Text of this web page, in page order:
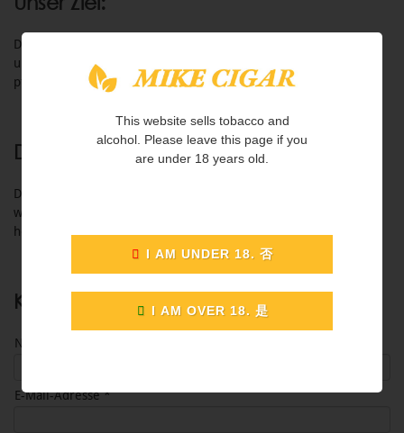
Dass Sie als zufriedener Kunde oder Kundin mit uns gedeihen
und wir eine langfristige und nachhaltige Beziehung mit Ihnen
pflegen dürfen.
Der Firmenname
Der Firmenname war seit unserer Gründung klar. Er
wiederspiegelt die Kompetenz in unserem Bereich mit
hervorrangenden Produkten.
Kontaktformular
Name *
E-Mail-Adresse *
This website sells tobacco and
alcohol. Please leave this page if you
are under 18 years old.